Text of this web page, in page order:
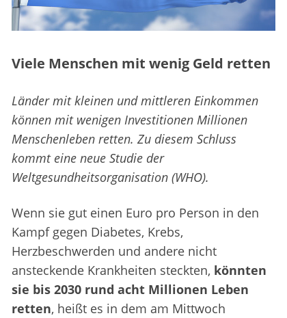
Viele Menschen mit wenig Geld retten
Länder mit kleinen und mittleren Einkommen
können mit wenigen Investitionen Millionen
Menschenleben retten. Zu diesem Schluss
kommt eine neue Studie der
Weltgesundheitsorganisation (WHO).
Wenn sie gut einen Euro pro Person in den
Kampf gegen Diabetes, Krebs,
Herzbeschwerden und andere nicht
ansteckende Krankheiten steckten, könnten
sie bis 2030 rund acht Millionen Leben
retten, heißt es in dem am Mittwoch